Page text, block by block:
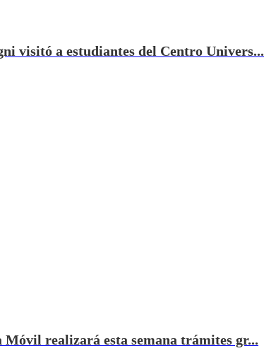
visitó a estudiantes del Centro Univers...
realizará esta semana trámites gr...